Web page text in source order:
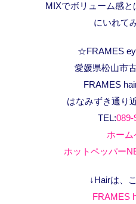
MIXでボリューム感
にいれて
☆FRAMES
愛媛県松山市
FRAMES
はなみずき通り
TEL:089-
ホーム
ホットペッパー
↓Hairは、
FRAMES